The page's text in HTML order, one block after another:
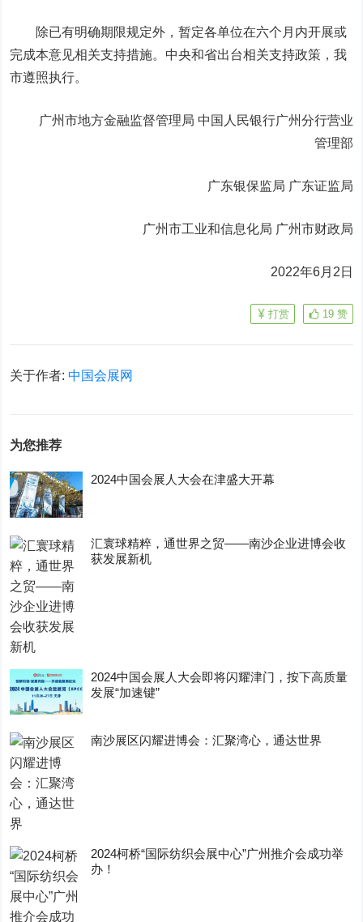
除已有明确期限规定外，暂定各单位在六个月内开展或
完成本意见相关支持措施。中央和省出台相关支持政策，我
市遵照执行。
广州市地方金融监督管理局 中国人民银行广州分行营业
管理部
广东银保监局 广东证监局
广州市工业和信息化局 广州市财政局
2022年6月2日
19 赞
打赏
关于作者:中国会展网
为您推荐
2024中国会展人大会在津盛大开幕
汇寰球精粹，通世界之贸——南沙企业进博会收
获发展新机
2024中国会展人大会即将闪耀津门，按下高质量
发展“加速键”
南沙展区闪耀进博会：汇聚湾心，通达世界
2024柯桥“国际纺织会展中心”广州推介会成功举
办！